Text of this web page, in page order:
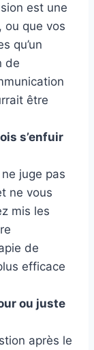
est une
ou que vos
qu’un
de
être
s’enfuir
juge pas
ne vous
mis les
de
efficace
ou juste
après le